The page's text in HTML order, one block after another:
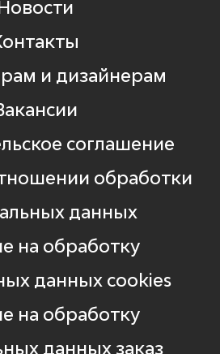
и дизайнерам
соглашение
обработки
данных
на обработку
данных cookies
на обработку
данных заказ